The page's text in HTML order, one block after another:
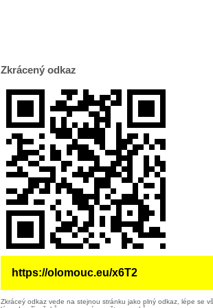
Zkrácený odkaz
https://olomouc.eu/x6T2
Zkráceý odkaz vede na stejnou stránku jako plný odkaz, lépe se